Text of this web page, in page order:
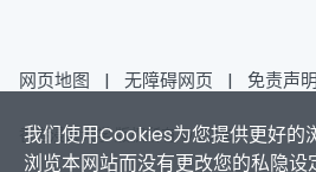
我们使用Cookies为您提供更好的
浏览本网站而没有更改您的私隐
网页地图 | 无障碍网页 | 免责声明
香港浸会大学 版权所有 © 2026